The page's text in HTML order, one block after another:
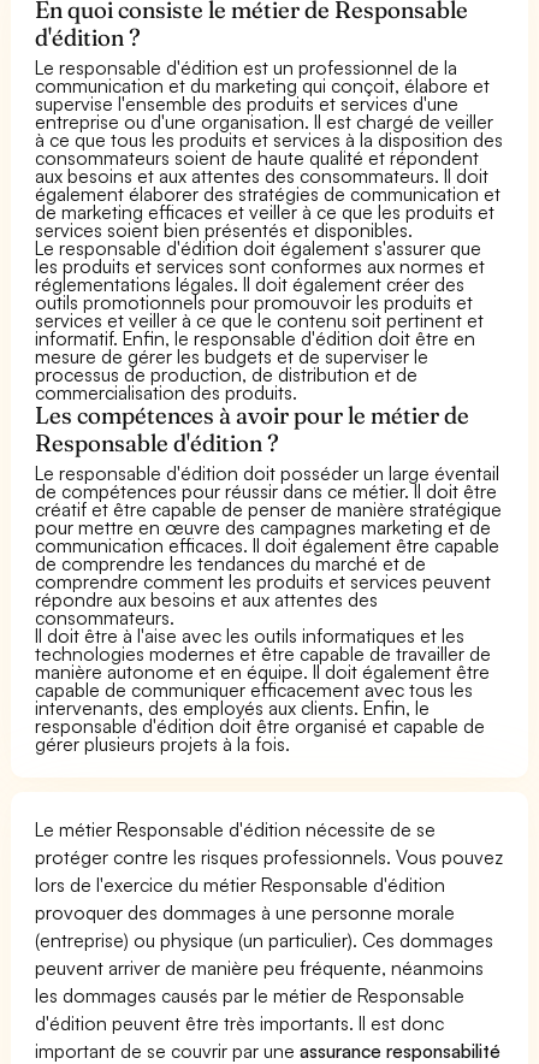
En quoi consiste le métier de Responsable
d'édition ?
Le responsable d'édition est un professionnel de la
communication et du marketing qui conçoit, élabore et
supervise l'ensemble des produits et services d'une
entreprise ou d'une organisation. Il est chargé de veiller
à ce que tous les produits et services à la disposition des
consommateurs soient de haute qualité et répondent
aux besoins et aux attentes des consommateurs. Il doit
également élaborer des stratégies de communication et
de marketing efficaces et veiller à ce que les produits et
services soient bien présentés et disponibles.
Le responsable d'édition doit également s'assurer que
les produits et services sont conformes aux normes et
réglementations légales. Il doit également créer des
outils promotionnels pour promouvoir les produits et
services et veiller à ce que le contenu soit pertinent et
informatif. Enfin, le responsable d'édition doit être en
mesure de gérer les budgets et de superviser le
processus de production, de distribution et de
commercialisation des produits.
Les compétences à avoir pour le métier de
Responsable d'édition ?
Le responsable d'édition doit posséder un large éventail
de compétences pour réussir dans ce métier. Il doit être
créatif et être capable de penser de manière stratégique
pour mettre en œuvre des campagnes marketing et de
communication efficaces. Il doit également être capable
de comprendre les tendances du marché et de
comprendre comment les produits et services peuvent
répondre aux besoins et aux attentes des
consommateurs.
Il doit être à l'aise avec les outils informatiques et les
technologies modernes et être capable de travailler de
manière autonome et en équipe. Il doit également être
capable de communiquer efficacement avec tous les
intervenants, des employés aux clients. Enfin, le
responsable d'édition doit être organisé et capable de
gérer plusieurs projets à la fois.
Le métier Responsable d'édition nécessite de se
protéger contre les risques professionnels. Vous pouvez
lors de l'exercice du métier Responsable d'édition
provoquer des dommages à une personne morale
(entreprise) ou physique (un particulier). Ces dommages
peuvent arriver de manière peu fréquente, néanmoins
les dommages causés par le métier de Responsable
d'édition peuvent être très importants. Il est donc
important de se couvrir par uneassurance responsabilité